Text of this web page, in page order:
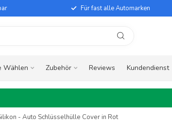
Für fast alle Automarken
Wählen Zubehör Reviews Kundendienst
- Auto Schlüsselhülle Cover in Rot